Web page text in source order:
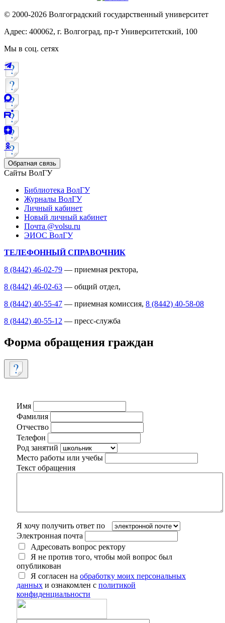
© 2000-2026 Волгоградский государственный университет
Адрес: 400062, г. Волгоград, пр-т Университетский, 100
Мы в соц. сетях
Обратная связь
Сайты ВолГУ
Библиотека ВолГУ
Журналы ВолГУ
Личный кабинет
Новый личный кабинет
Почта @volsu.ru
ЭИОС ВолГУ
ТЕЛЕФОННЫЙ СПРАВОЧНИК
8 (8442) 46-02-79 — приемная ректора,
8 (8442) 46-02-63 — общий отдел,
8 (8442) 40-55-47 — приемная комиссия, 8 (8442) 40-58-08
8 (8442) 40-55-12 — пресс-служба
Форма обращения граждан
Имя
Фамилия
Отчество
Телефон
Род занятий
Место работы или учебы
Текст обращения
Я хочу получить ответ по
Электронная почта
Адресовать вопрос ректору
Я не против того, чтобы мой вопрос был
опубликован
Я согласен на обработку моих персональных
данных и ознакомлен с политикой
конфиденциальности